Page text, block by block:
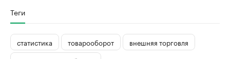
Теги
статистика товарооборот
внешняя торговля